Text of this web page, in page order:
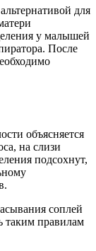
для
у малышей
После
объясняется
на слизи
подсохнут,
соплей
таким правилам